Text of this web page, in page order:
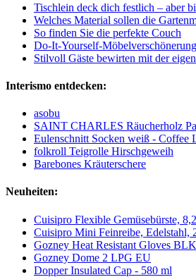
Tischlein deck dich festlich – aber
Welches Material sollen die
So finden Sie die perfekte Couch
Do-It-Yourself-Möbelverschönerung
Stilvoll Gäste bewirten mit der
Interismo entdecken:
asobu
SAINT CHARLES Räucherholz
Eulenschnitt Socken weiß - Coffee
folkroll Teigrolle Hirschgeweih
Barebones Kräuterschere
Neuheiten:
Cuisipro Flexible Gemüsebürste,
Cuisipro Mini Feinreibe, Edelstahl,
Gozney Heat Resistant Gloves BLK
Gozney Dome 2 LPG EU
Dopper Insulated Cap - 580 ml